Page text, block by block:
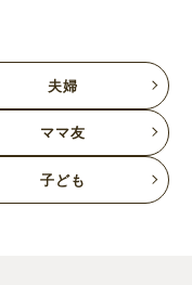
夫婦
ママ友
子ども